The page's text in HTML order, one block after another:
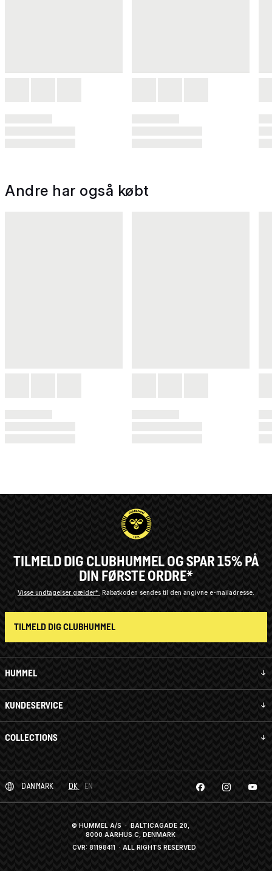
Andre har også købt
HUMMEL
KUNDESERVICE
COLLECTIONS
TILMELD DIG CLUBHUMMEL OG SPAR 15% PÅ
DIN FØRSTE ORDRE*
Visse undtagelser gælder* Rabatkoden sendes til den angivne e-mailadresse.
TILMELD DIG CLUBHUMMEL
DANMARK DK EN
© HUMMEL A/S · BALTICAGADE 20,
8000 AARHUS C, DENMARK
CVR: 81198411· ALL RIGHTS RESERVED